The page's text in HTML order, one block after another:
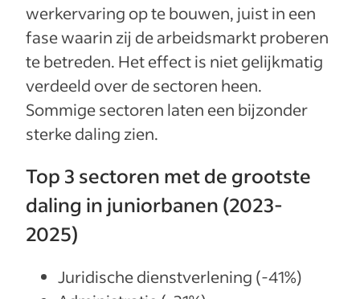
werkervaring op te bouwen, juist in een
fase waarin zij de arbeidsmarkt proberen
te betreden. Het effect is niet gelijkmatig
verdeeld over de sectoren heen.
Sommige sectoren laten een bijzonder
sterke daling zien.
Top 3 sectoren met de grootste
daling in juniorbanen (2023-
2025)
Juridische dienstverlening (-41%)